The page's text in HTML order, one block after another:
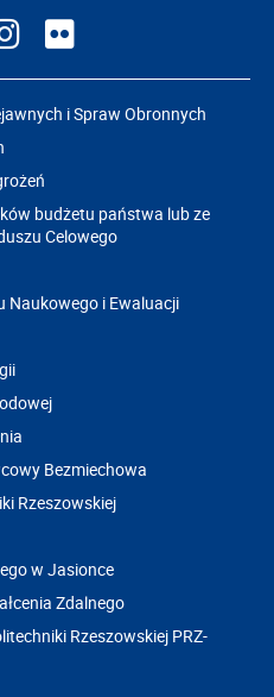
i Spraw Obronnych
budżetu państwa lub ze
Celowego
Naukowego i Ewaluacji
Bezmiechowa
Rzeszowskiej
w Jasionce
Zdalnego
Rzeszowskiej PRZ-